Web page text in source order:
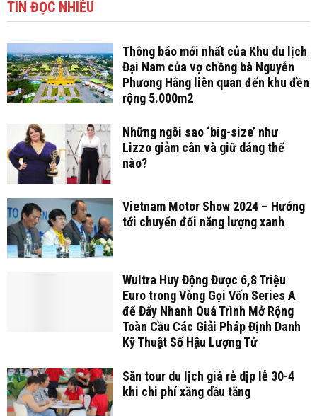
TIN ĐỌC NHIỀU
Thông báo mới nhất của Khu du lịch
Đại Nam của vợ chồng bà Nguyễn
Phương Hằng liên quan đến khu đền
rộng 5.000m2
Những ngôi sao ‘big-size’ như
Lizzo giảm cân và giữ dáng thế
nào?
Vietnam Motor Show 2024 – Hướng
tới chuyển đổi năng lượng xanh
Wultra Huy Động Được 6,8 Triệu
Euro trong Vòng Gọi Vốn Series A
để Đẩy Nhanh Quá Trình Mở Rộng
Toàn Cầu Các Giải Pháp Định Danh
Kỹ Thuật Số Hậu Lượng Tử
Săn tour du lịch giá rẻ dịp lễ 30-4
khi chi phí xăng dầu tăng